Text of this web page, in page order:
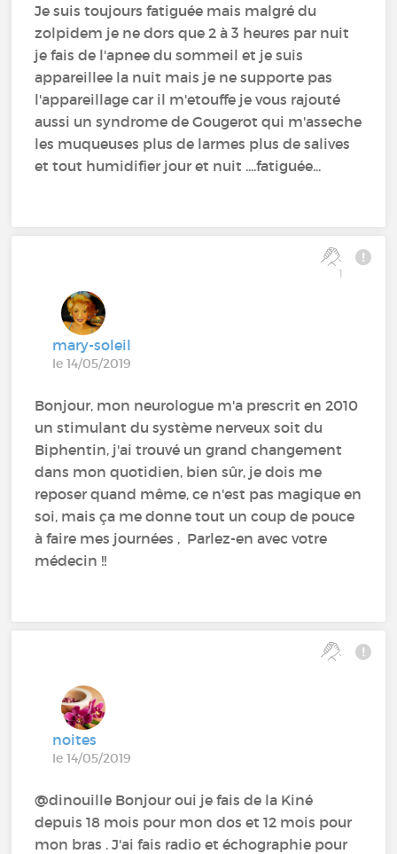
Je suis toujours fatiguée mais malgré du
zolpidem je ne dors que 2 à 3 heures par nuit
je fais de l'apnee du sommeil et je suis
appareillee la nuit mais je ne supporte pas
l'appareillage car il m'etouffe je vous rajouté
aussi un syndrome de Gougerot qui m'asseche
les muqueuses plus de larmes plus de salives
et tout humidifier jour et nuit ....fatiguée...
1
mary-soleil
le 14/05/2019
Bonjour, mon neurologue m'a prescrit en 2010
un stimulant du système nerveux soit du
Biphentin, j'ai trouvé un grand changement
dans mon quotidien, bien sûr, je dois me
reposer quand même, ce n'est pas magique en
soi, mais ça me donne tout un coup de pouce
à faire mes journées , Parlez-en avec votre
médecin !!
noites
le 14/05/2019
@dinouille‍ Bonjour oui je fais de la Kiné
depuis 18 mois pour mon dos et 12 mois pour
mon bras . J'ai fais radio et échographie pour